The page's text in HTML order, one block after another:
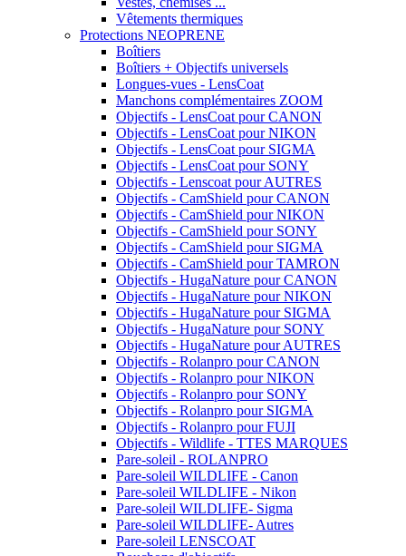
Vêtements thermiques
Protections NEOPRENE
Boîtiers
Boîtiers + Objectifs universels
Longues-vues - LensCoat
Manchons complémentaires ZOOM
Objectifs - LensCoat pour CANON
Objectifs - LensCoat pour NIKON
Objectifs - LensCoat pour SIGMA
Objectifs - LensCoat pour SONY
Objectifs - Lenscoat pour AUTRES
Objectifs - CamShield pour CANON
Objectifs - CamShield pour NIKON
Objectifs - CamShield pour SONY
Objectifs - CamShield pour SIGMA
Objectifs - CamShield pour TAMRON
Objectifs - HugaNature pour CANON
Objectifs - HugaNature pour NIKON
Objectifs - HugaNature pour SIGMA
Objectifs - HugaNature pour SONY
Objectifs - HugaNature pour AUTRES
Objectifs - Rolanpro pour CANON
Objectifs - Rolanpro pour NIKON
Objectifs - Rolanpro pour SONY
Objectifs - Rolanpro pour SIGMA
Objectifs - Rolanpro pour FUJI
Objectifs - Wildlife - TTES MARQUES
Pare-soleil - ROLANPRO
Pare-soleil WILDLIFE - Canon
Pare-soleil WILDLIFE - Nikon
Pare-soleil WILDLIFE- Sigma
Pare-soleil WILDLIFE- Autres
Pare-soleil LENSCOAT